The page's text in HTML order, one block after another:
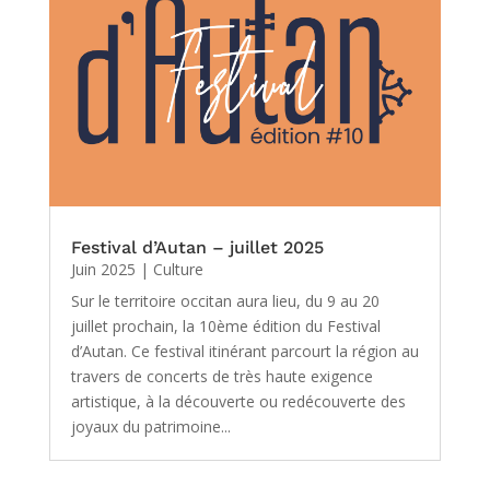
Festival d’Autan – juillet 2025
Juin 2025 | Culture
Sur le territoire occitan aura lieu, du 9 au 20
juillet prochain, la 10ème édition du Festival
d’Autan. Ce festival itinérant parcourt la région au
travers de concerts de très haute exigence
artistique, à la découverte ou redécouverte des
joyaux du patrimoine...